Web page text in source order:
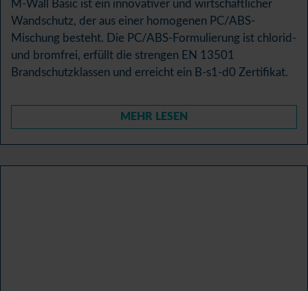
M-Wall Basic ist ein innovativer und wirtschaftlicher
Wandschutz, der aus einer homogenen PC/ABS-
Mischung besteht. Die PC/ABS-Formulierung ist chlorid-
und bromfrei, erfüllt die strengen EN 13501
Brandschutzklassen und erreicht ein B-s1-d0 Zertifikat.
MEHR LESEN